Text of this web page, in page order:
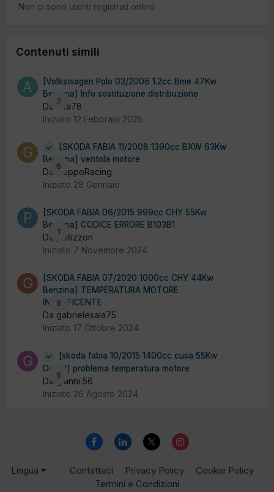
Non ci sono utenti registrati online
Contenuti simili
2
[Volkswagen Polo 03/2006 1.2cc Bme 47Kw
Benzina] Info sostituzione distribuzione
Da alfa78
Iniziato 12 Febbraio 2025
6
[SKODA FABIA 11/2008 1390cc BXW 63Kw
Benzina] ventola motore
Da GeppoRacing
Iniziato 28 Gennaio
1
[SKODA FABIA 06/2015 999cc CHY 55Kw
Benzina] CODICE ERRORE B103B1
Da pellizzon
Iniziato 7 Novembre 2024
8
[SKODA FABIA 07/2020 1000cc CHY 44Kw
Benzina] TEMPERATURA MOTORE
INSUFFICENTE
Da gabrielesala75
Iniziato 17 Ottobre 2024
6
[skoda fabia 10/2015 1400cc cusa 55Kw
Diesel] problema temperatura motore
Da gianni 56
Iniziato 26 Agosto 2024
Lingua Contattaci Privacy Policy
Cookie Policy
Termini e Condizioni